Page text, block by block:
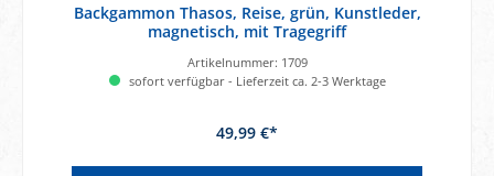
Backgammon Thasos, Reise, grün, Kunstleder,
magnetisch, mit Tragegriff
Artikelnummer: 1709
sofort verfügbar - Lieferzeit ca. 2-3 Werktage
49,99 €*